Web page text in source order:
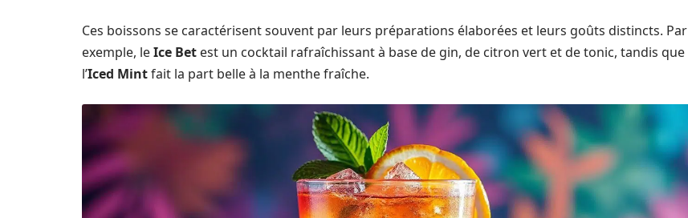
Ces boissons se caractérisent souvent par leurs préparations élaborées et leurs goûts distincts. Par
exemple, leIce Bet est un cocktail rafraîchissant à base de gin, de citron vert et de tonic, tandis que
l’Iced Mintfait la part belle à la menthe fraîche.